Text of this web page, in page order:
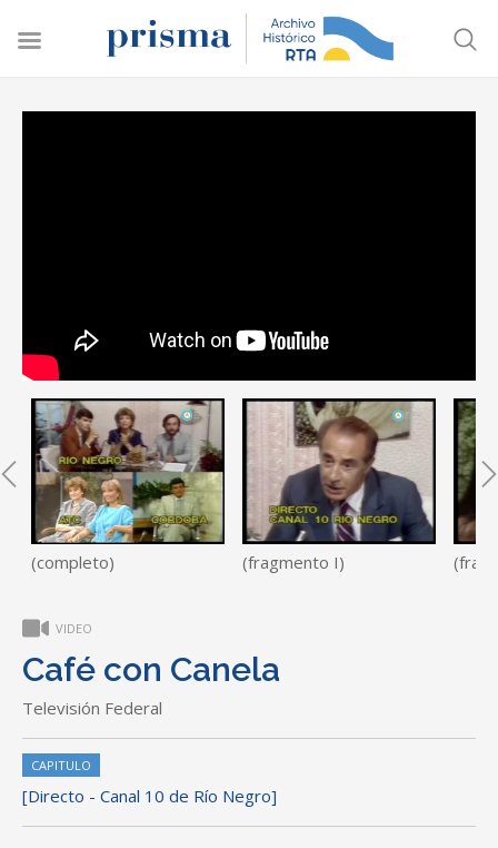
(completo) (fragmento I)
VIDEO
Café con Canela
Televisión Federal
CAPITULO
[Directo - Canal 10 de Río Negro]